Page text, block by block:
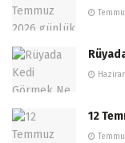
12